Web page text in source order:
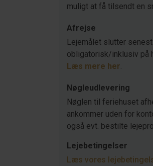
muligt at få tilsendt en
Afrejse
Lejemålet slutter
obligatorisk/inklusiv på
Læs mere her.
Nøgleudlevering
Nøglen til feriehuset
ankommer uden for
også evt. bestilte
Lejebetingelser
Læs vores